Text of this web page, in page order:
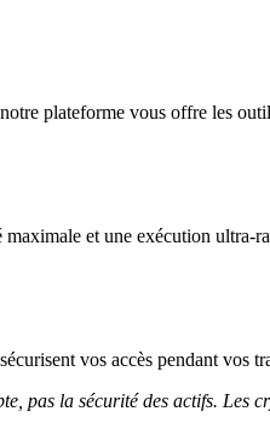
plateforme vous offre les
et une exécution ultra-
vos accès pendant vos
pas la sécurité des actifs.